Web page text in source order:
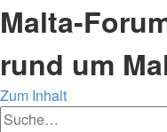
Malta-
rund um
Zum Inhalt